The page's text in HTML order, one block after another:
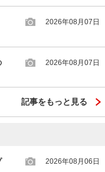
2026年08月07日
2026年08月07日
記事をもっと見る
2026年08月06日